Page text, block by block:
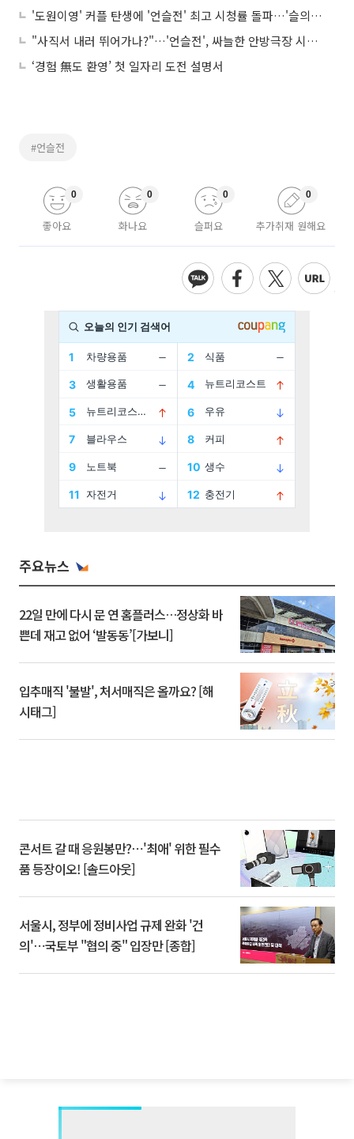
'도원이영' 커플 탄생에 '언슬전' 최고 시청률 돌파…'슬의생' 넘을까?
"사직서 내러 뛰어가나?"…'언슬전', 싸늘한 안방극장 시선 돌릴까
‘경험 無도 환영’ 첫 일자리 도전 설명서
#언슬전
좋아요
0
화나요
0
슬퍼요
0
추가취재 원해요
0
주요뉴스
22일 만에 다시 문 연 홈플러스…정상화 바
쁜데 재고 없어 ‘발동동’[가보니]
입추매직 '불발', 처서매직은 올까요? [해
시태그]
콘서트 갈 때 응원봉만?⋯'최애' 위한 필수
품 등장이오! [솔드아웃]
서울시, 정부에 정비사업 규제 완화 '건
의'⋯국토부 "협의 중" 입장만 [종합]